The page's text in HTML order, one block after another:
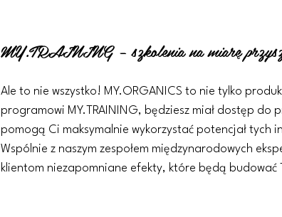
MY.TRAINING – szkolenia na miarę
Ale to nie wszystko! MY.ORGANICS to nie tylko
programowi MY.TRAINING, będziesz miał dostęp do
pomogą Ci maksymalnie wykorzystać potencjał tych
Wspólnie z naszym zespołem międzynarodowych
klientom niezapomniane efekty, które będą